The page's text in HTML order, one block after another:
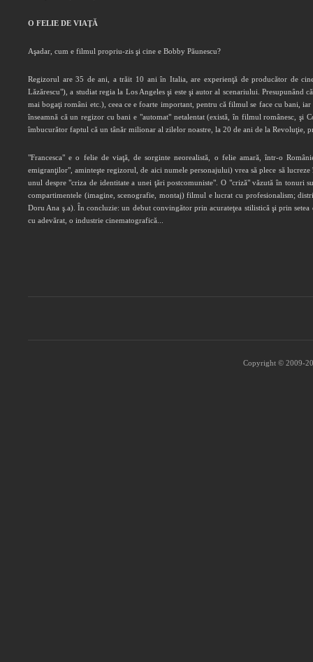
O FELIE DE VIAŢĂ
Aşadar, cum e filmul propriu-zis şi cine e Bobby Păunescu?
Regizorul are 35 de ani, a trăit 10 ani în Italia, are experienţă de producător de
Lăzărescu"), a studiat regia la Los Angeles şi este şi autor al scenariului.
mai bogaţi români etc.), ceea ce e foarte important, pentru că filmul se face cu bani,
înseamnă că un regizor cu bani e "automat" netalentat (există, în filmul românesc,
îmbucurător faptul că un tânăr milionar al zilelor noastre, la 20 de ani de la
"Francesca" e o felie de viaţă, de sorginte neorealistă, o felie amară, într-o
emigranţilor", aminteşte regizorul, de aici numele personajului) vrea să plece să
unul despre "criza de identitate a unei ţări postcomuniste". O "criză" văzută în tonuri
compartimentele (imagine, scenografie, montaj) filmul e lucrat cu profesionalism;
Doru Ana ş.a). În concluzie: un debut convingător prin acurateţea stilistică şi prin
cu adevărat, o industrie cinematografică...
Copyright © 2009-